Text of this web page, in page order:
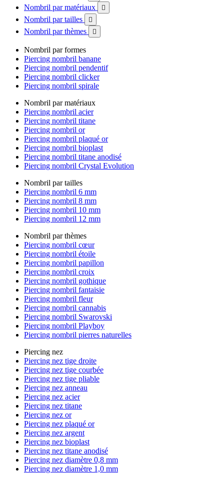
Nombril par matériaux 
Nombril par tailles 
Nombril par thèmes 
Nombril par formes
Piercing nombril banane
Piercing nombril pendentif
Piercing nombril clicker
Piercing nombril spirale
Nombril par matériaux
Piercing nombril acier
Piercing nombril titane
Piercing nombril or
Piercing nombril plaqué or
Piercing nombril bioplast
Piercing nombril titane anodisé
Piercing nombril Crystal Evolution
Nombril par tailles
Piercing nombril 6 mm
Piercing nombril 8 mm
Piercing nombril 10 mm
Piercing nombril 12 mm
Nombril par thèmes
Piercing nombril cœur
Piercing nombril étoile
Piercing nombril papillon
Piercing nombril croix
Piercing nombril gothique
Piercing nombril fantaisie
Piercing nombril fleur
Piercing nombril cannabis
Piercing nombril Swarovski
Piercing nombril Playboy
Piercing nombril pierres naturelles
Piercing nez
Piercing nez tige droite
Piercing nez tige courbée
Piercing nez tige pliable
Piercing nez anneau
Piercing nez acier
Piercing nez titane
Piercing nez or
Piercing nez plaqué or
Piercing nez argent
Piercing nez bioplast
Piercing nez titane anodisé
Piercing nez diamètre 0,8 mm
Piercing nez diamètre 1,0 mm